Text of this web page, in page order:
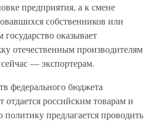
предприятия, а к смене
собственников или
оказывает
отечественным производителям
— экспортерам.
федерального бюджета
российским товарам и
предлагается проводить